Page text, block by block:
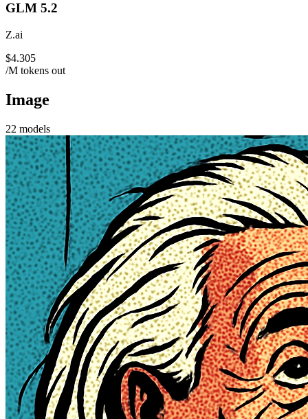
GLM 5.2
Z.ai
$4.305
/M tokens out
Image
22 models